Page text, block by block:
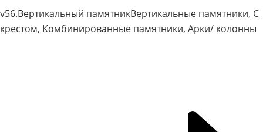
v56.Вертикальный памятникВертикальные памятники, С
крестом, Комбинированные памятники, Арки/ колонны